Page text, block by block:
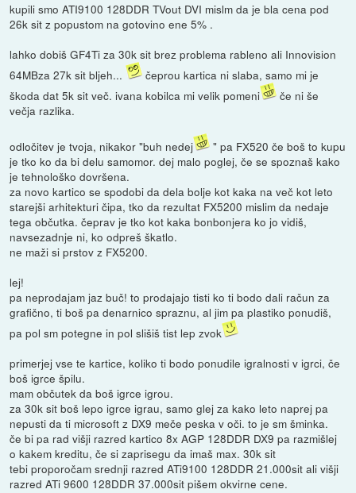
kupili smo ATI9100 128DDR TVout DVI mislm da je bla cena pod
26k sit z popustom na gotovino ene 5% .
lahko dobiš GF4Ti za 30k sit brez problema rableno ali Innovision
64MBza 27k sit bljeh...
čeprou kartica ni slaba, samo mi je
škoda dat 5k sit več. ivana kobilca mi velik pomeni
če ni še
večja razlika.
odločitev je tvoja, nikakor "buh nedej
" pa FX520 če boš to kupu
je tko ko da bi delu samomor. dej malo poglej, če se spoznaš kako
je tehnološko dovršena.
za novo kartico se spodobi da dela bolje kot kaka na več kot leto
starejši arhitekturi čipa, tko da rezultat FX5200 mislim da nedaje
tega občutka. čeprav je tko kot kaka bonbonjera ko jo vidiš,
navsezadnje ni, ko odpreš škatlo.
ne maži si prstov z FX5200.
lej!
pa neprodajam jaz buč! to prodajajo tisti ko ti bodo dali račun za
grafično, ti boš pa denarnico spraznu, al jim pa plastiko ponudiš,
pa pol sm potegne in pol slišiš tist lep zvok
primerjej vse te kartice, koliko ti bodo ponudile igralnosti v igrci, če
boš igrce špilu.
mam občutek da boš igrce igrou.
za 30k sit boš lepo igrce igrau, samo glej za kako leto naprej pa
nepusti da ti microsoft z DX9 meče peska v oči. to je sm šminka.
če bi pa rad višji razred kartico 8x AGP 128DDR DX9 pa razmišlej
o kakem kreditu, če si zaprisegu da imaš max. 30k sit
tebi proporočam srednji razred ATi9100 128DDR 21.000sit ali višji
razred ATi 9600 128DDR 37.000sit pišem okvirne cene.